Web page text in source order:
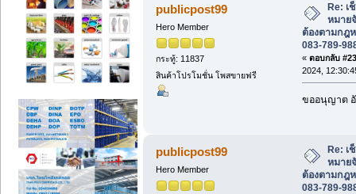
publicpost99
Hero Member
กระทู้: 11837
สินค้าโปรโมชั่น โพสขายฟรี
Re: เ
หมาย
ต้องตามกฎ
083-789-
« ตอบกลับ
2024,
ขออนุญาต
publicpost99
Hero Member
Re: เ
หมาย
ต้องตามกฎ
083-789-